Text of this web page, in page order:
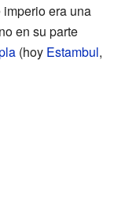
imperio era una
en su parte
(hoy Estambul,